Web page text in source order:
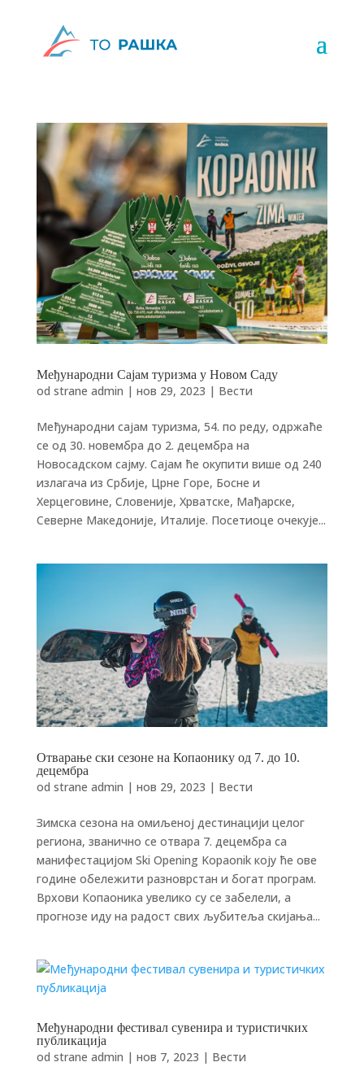
Међународни Сајам туризма у Новом Саду
od strane admin | нов 29, 2023 | Вести
Међународни сајам туризма, 54. по реду, одржаће
се од 30. новембра до 2. децембра на
Новосадском сајму. Сајам ће окупити више од 240
излагача из Србије, Црне Горе, Босне и
Херцеговине, Словеније, Хрватске, Мађарске,
Северне Македоније, Италије. Посетиоце очекује...
Отварање ски сезоне на Копаонику од 7. до 10.
децембра
od strane admin | нов 29, 2023 | Вести
Зимска сезона на омиљеној дестинацији целог
региона, званично се отвара 7. децембра са
манифестацијом Ski Opening Kopaonik коју ће ове
године обележити разноврстан и богат програм.
Врхови Копаоника увелико су се забелели, а
прогнозе иду на радост свих љубитеља скијања...
Међународни фестивал сувенира и туристичких
публикација
od strane admin | нов 7, 2023 | Вести